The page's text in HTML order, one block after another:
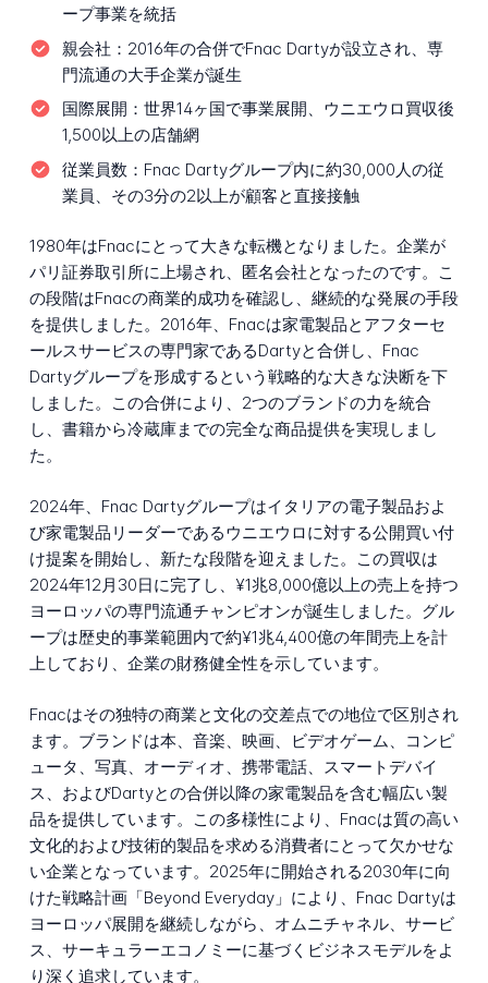
ープ事業を統括
親会社： 2016年の合併でFnac Dartyが設立され、専
門流通の大手企業が誕生
国際展開： 世界14ヶ国で事業展開、ウニエウロ買収後
1,500以上の店舗網
従業員数： Fnac Dartyグループ内に約30,000人の従
業員、その3分の2以上が顧客と直接接触
1980年はFnacにとって大きな転機となりました。企業が
パリ証券取引所に上場され、匿名会社となったのです。こ
の段階はFnacの商業的成功を確認し、継続的な発展の手段
を提供しました。2016年、Fnacは家電製品とアフターセ
ールスサービスの専門家であるDartyと合併し、Fnac
Dartyグループを形成するという戦略的な大きな決断を下
しました。この合併により、2つのブランドの力を統合
し、書籍から冷蔵庫までの完全な商品提供を実現しまし
た。
2024年、Fnac Dartyグループはイタリアの電子製品およ
び家電製品リーダーであるウニエウロに対する公開買い付
け提案を開始し、新たな段階を迎えました。この買収は
2024年12月30日に完了し、¥1兆8,000億以上の売上を持つ
ヨーロッパの専門流通チャンピオンが誕生しました。グル
ープは歴史的事業範囲内で約¥1兆4,400億の年間売上を計
上しており、企業の財務健全性を示しています。
Fnacはその独特の商業と文化の交差点での地位で区別され
ます。ブランドは本、音楽、映画、ビデオゲーム、コンピ
ュータ、写真、オーディオ、携帯電話、スマートデバイ
ス、およびDartyとの合併以降の家電製品を含む幅広い製
品を提供しています。この多様性により、Fnacは質の高い
文化的および技術的製品を求める消費者にとって欠かせな
い企業となっています。2025年に開始される2030年に向
けた戦略計画「Beyond Everyday」により、Fnac Dartyは
ヨーロッパ展開を継続しながら、オムニチャネル、サービ
ス、サーキュラーエコノミーに基づくビジネスモデルをよ
り深く追求しています。